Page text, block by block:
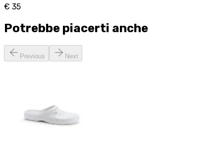
€ 35
Potrebbe piacerti anche
Previous Next